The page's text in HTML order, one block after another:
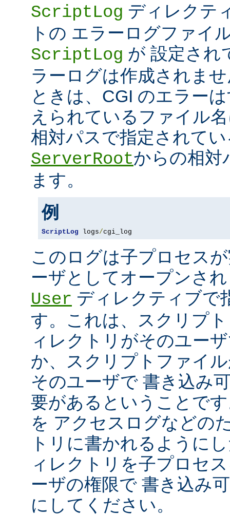
ScriptLog ディレクテ
トの エラーログファイ
ScriptLog が 設定され
ラーログは作成されま
ときは、CGI のエラー
えられているファイル
相対パスで指定されて
ServerRootからの相対
ます。
例
ScriptLog logs/cgi_log
このログは子プロセス
ーザとしてオープンさ
User ディレクティブで
す。これは、スクリプ
ィレクトリがそのユー
か、スクリプトファイ
そのユーザで 書き込み
要があるということで
を アクセスログなどの
トリに書かれるように
ィレクトリを子プロセ
ーザの権限で 書き込み
にしてください。